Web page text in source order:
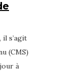
s’agit
(CMS)
à